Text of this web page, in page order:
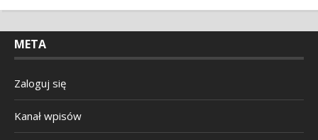
META
Zaloguj się
Kanał wpisów